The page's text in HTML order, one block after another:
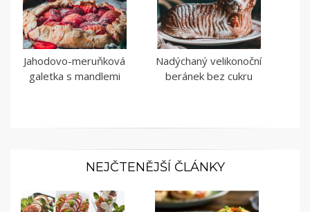
Jahodovo-meruňková
galetka s mandlemi
Nadýchaný velikonoční
beránek bez cukru
NEJČTENĚJŠÍ ČLÁNKY